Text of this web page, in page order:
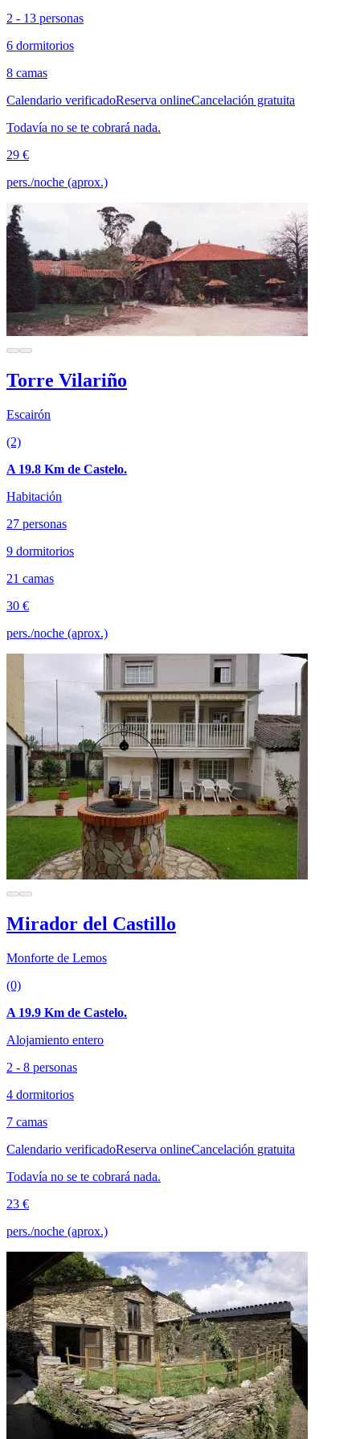
2 - 13 personas
6 dormitorios
8 camas
Calendario verificadoReserva onlineCancelación gratuita
Todavía no se te cobrará nada.
29 €
pers./noche (aprox.)
Torre Vilariño
Escairón
(2)
A 19.8 Km de Castelo.
Habitación
27 personas
9 dormitorios
21 camas
30 €
pers./noche (aprox.)
Mirador del Castillo
Monforte de Lemos
(0)
A 19.9 Km de Castelo.
Alojamiento entero
2 - 8 personas
4 dormitorios
7 camas
Calendario verificadoReserva onlineCancelación gratuita
Todavía no se te cobrará nada.
23 €
pers./noche (aprox.)